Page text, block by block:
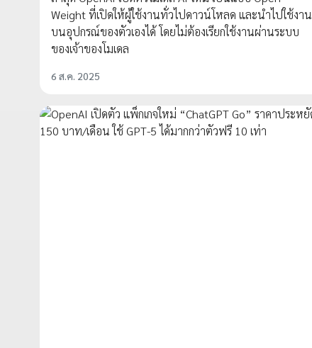
Weight ที่เปิดให้ผู้ใช้งานทั่วไปดาวน์โหลด และนำไปใช้งาน
บนอุปกรณ์ของตัวเองได้ โดยไม่ต้องเรียกใช้งานผ่านระบบ
ของเจ้าของโมเดล
6 ส.ค. 2025